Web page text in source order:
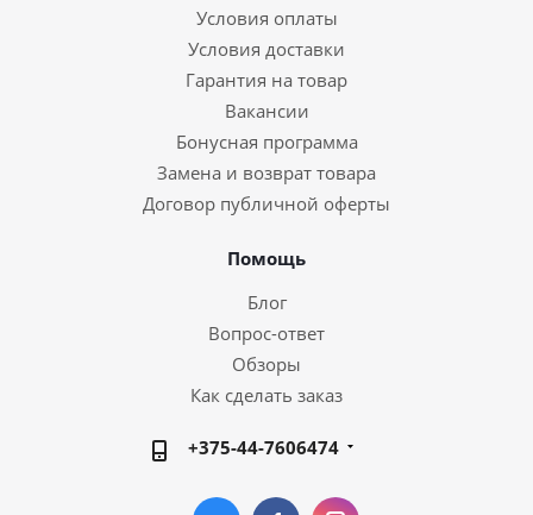
Условия оплаты
Условия доставки
Гарантия на товар
Вакансии
Бонусная программа
Замена и возврат товара
Договор публичной оферты
Помощь
Блог
Вопрос-ответ
Обзоры
Как сделать заказ
+375-44-7606474